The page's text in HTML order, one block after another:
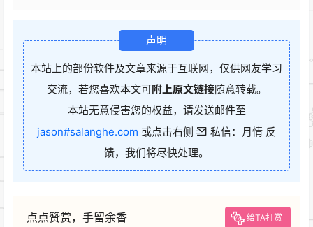
声明
本站上的部份软件及文章来源于互联网，仅供网友学习
交流，若您喜欢本文可附上原文链接随意转载。
本站无意侵害您的权益，请发送邮件至
jason#salanghe.com 或点击右侧
私信：月情 反
馈，我们将尽快处理。
点点赞赏，手留余香 给TA打赏